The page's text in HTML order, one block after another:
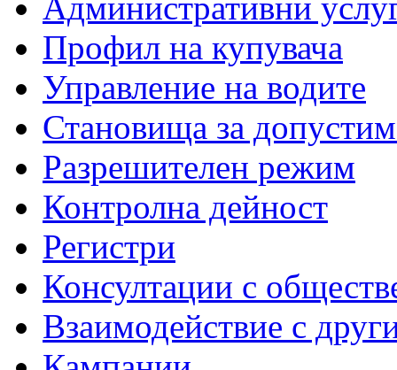
Профил на купувача
Управление на водите
Становища за
Разрешителен режим
Контролна дейност
Регистри
Консултации с
Взаимодействие с